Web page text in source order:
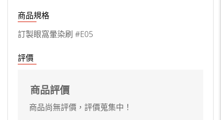
商品規格
訂製眼窩暈染刷 #E05
評價
商品評價
商品尚無評價，評價蒐集中！